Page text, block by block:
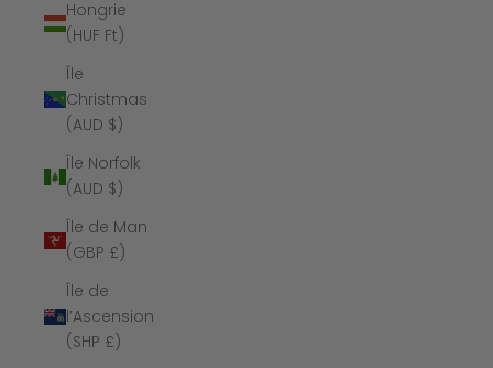
Hongrie
(HUF Ft)
Île
Christmas
(AUD $)
Île Norfolk
(AUD $)
Île de Man
(GBP £)
Île de
l’Ascension
(SHP £)